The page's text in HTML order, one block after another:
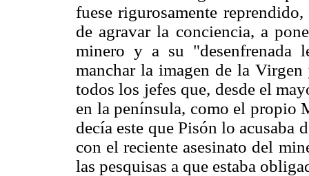
fuese rigurosamente
de agravar la conciencia, a
minero y a su "desenfrenada
manchar la imagen de la
todos los jefes que, desde el
en la península, como el propio
decía este que Pisón lo acusaba
con el reciente asesinato del
las pesquisas a que estaba